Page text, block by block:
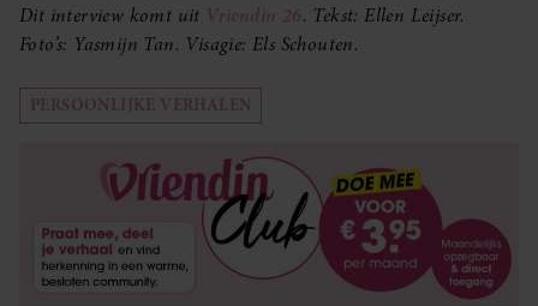
Dit interview komt uit Vriendin 26. Tekst: Ellen Leijser.
Foto’s: Yasmijn Tan. Visagie: Els Schouten.
PERSOONLIJKE VERHALEN